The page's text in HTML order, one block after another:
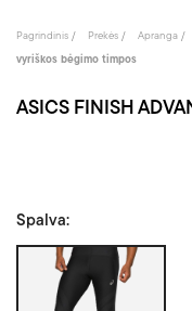
Pagrindinis Prekės Apranga
vyriškos bėgimo timpos
ASICS FINISH
Spalva: